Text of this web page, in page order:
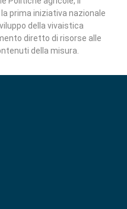
prima iniziativa nazionale
della vivaistica
diretto di risorse alle
della misura.